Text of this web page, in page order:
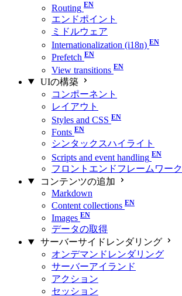
Routing
エンドポイント
ミドルウェア
Internationalization (i18n)
Prefetch
View transitions
UIの構築
コンポーネント
レイアウト
Styles and CSS
Fonts
シンタックスハイライト
Scripts and event handling
フロントエンドフレームワーク
コンテンツの追加
Markdown
Content collections
Images
データの取得
サーバーサイドレンダリング
オンデマンドレンダリング
サーバーアイランド
アクション
セッション